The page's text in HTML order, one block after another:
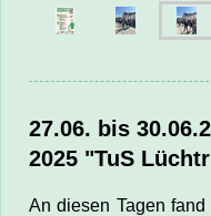
27.06. bis
2025 "TuS
An diesen Tagen